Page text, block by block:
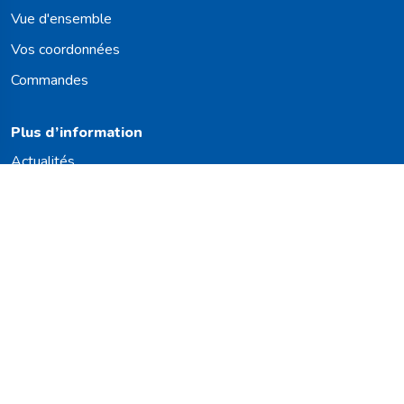
Vue d'ensemble
Vos coordonnées
Commandes
Plus d’information
Actualités